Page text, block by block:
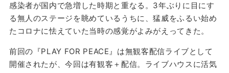
感染者が国内で急増した時期と重なる。3年ぶりに目にす
る無人のステージを眺めているうちに、猛威をふるい始め
たコロナに怯えていた当時の感覚がよみがえってきた。
前回の『PLAY FOR PEACE』は無観客配信ライブとして
開催されたが、今回は有観客＋配信。ライブハウスに活気